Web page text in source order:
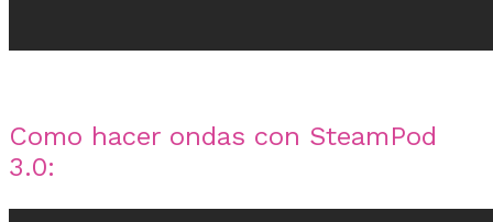
Como hacer ondas con SteamPod
3.0: